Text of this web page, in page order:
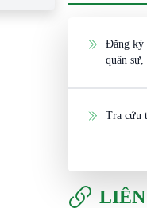
Đăng ký
quân sự,
Tra cứu